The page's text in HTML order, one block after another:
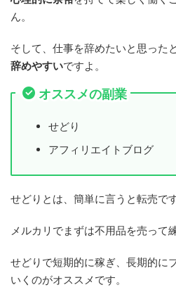
ん。
そして、仕事を辞めたいと思った
辞めやすいですよ。
オススメの副業
せどり
アフィリエイトブログ
せどりとは、簡単に言うと転売です
メルカリでまずは不用品を売って
せどりで短期的に稼ぎ、長期的に
いくのがオススメです。